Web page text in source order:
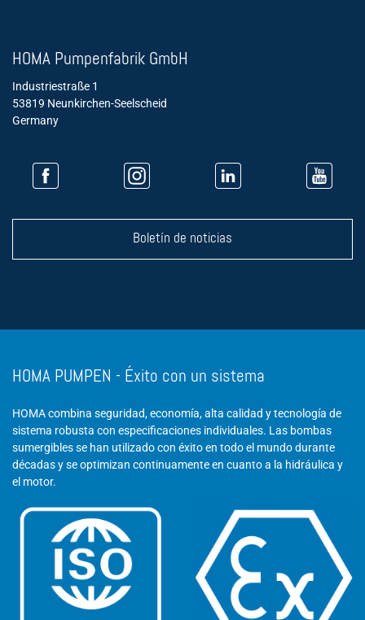
HOMA Pumpenfabrik GmbH
Industriestraße 1
53819 Neunkirchen-Seelscheid
Germany
Boletín de noticias
HOMA PUMPEN - Éxito con un sistema
HOMA combina seguridad, economía, alta calidad y tecnología de
sistema robusta con especificaciones individuales. Las bombas
sumergibles se han utilizado con éxito en todo el mundo durante
décadas y se optimizan continuamente en cuanto a la hidráulica y
el motor.